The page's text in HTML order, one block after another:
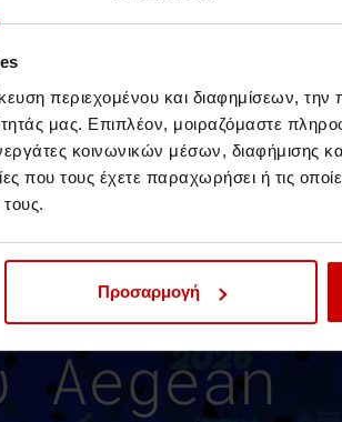
περιεχομένου και διαφημίσεων,
μας. Επιπλέον, μοιραζόμαστε
κοινωνικών μέσων, διαφήμισης
που τους έχετε παραχωρήσει ή τις
Προσαρμογή
Aegean